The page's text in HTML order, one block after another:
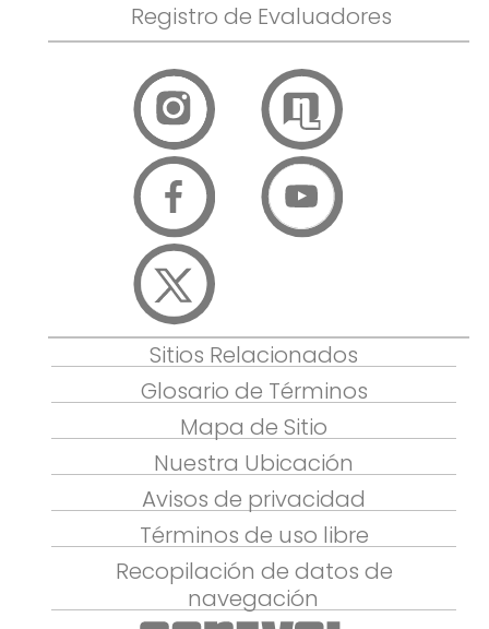
Registro de Evaluadores
Sitios Relacionados
Glosario de Términos
Mapa de Sitio
Nuestra Ubicación
Avisos de privacidad
Términos de uso libre
Recopilación de datos de
navegación